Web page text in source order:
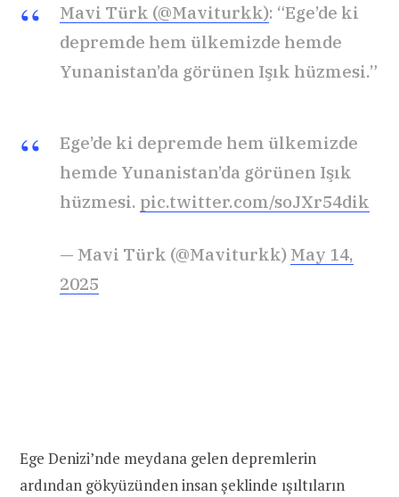
Mavi Türk (@Maviturkk): “Ege’de ki
depremde hem ülkemizde hemde
Yunanistan’da görünen Işık hüzmesi.”
Ege’de ki depremde hem ülkemizde
hemde Yunanistan’da görünen Işık
hüzmesi. pic.twitter.com/soJXr54dik
— Mavi Türk (@Maviturkk) May 14,
2025
Ege Denizi’nde meydana gelen depremlerin
ardından gökyüzünden insan şeklinde ışıltıların